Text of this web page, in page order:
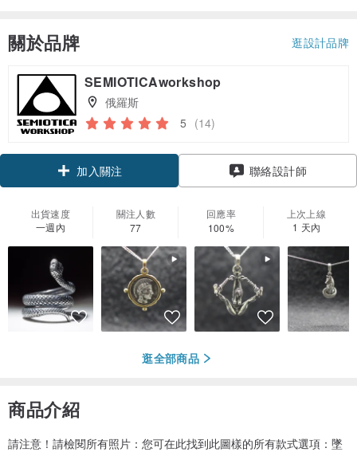
關於品牌 逛設計品牌
SEMIOTICAworkshop
俄羅斯
5 (14)
加入關注 聯絡設計師
出貨速度
一週內
關注人數
77
回應率
100%
上次上線
1 天內
逛全部商品
商品介紹
請注意！請檢閱所有照片：您可在此找到此圖樣的所有款式選項：墜